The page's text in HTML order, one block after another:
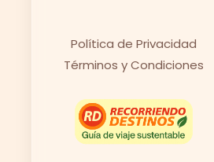
Política de Privacidad
Términos y Condiciones